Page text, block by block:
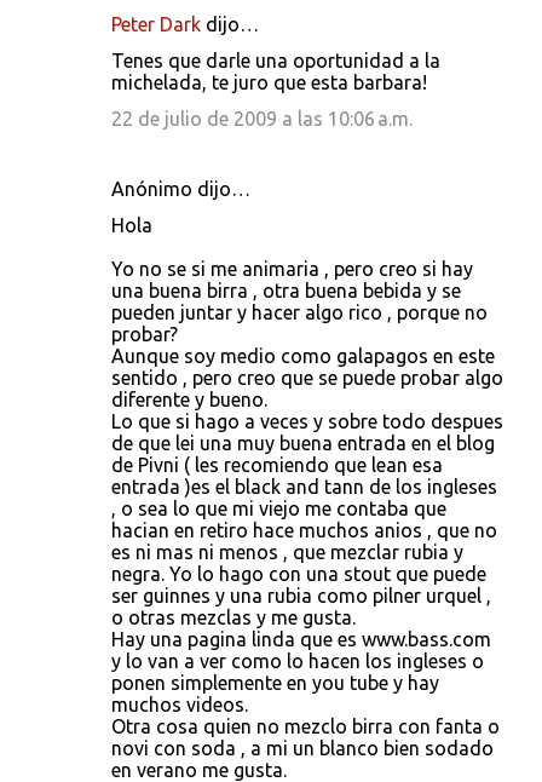
Peter Dark dijo…
Tenes que darle una oportunidad a la
michelada, te juro que esta barbara!
22 de julio de 2009 a las 10:06 a.m.
Anónimo dijo…
Hola
Yo no se si me animaria , pero creo si hay
una buena birra , otra buena bebida y se
pueden juntar y hacer algo rico , porque no
probar?
Aunque soy medio como galapagos en este
sentido , pero creo que se puede probar algo
diferente y bueno.
Lo que si hago a veces y sobre todo despues
de que lei una muy buena entrada en el blog
de Pivni ( les recomiendo que lean esa
entrada )es el black and tann de los ingleses
, o sea lo que mi viejo me contaba que
hacian en retiro hace muchos anios , que no
es ni mas ni menos , que mezclar rubia y
negra. Yo lo hago con una stout que puede
ser guinnes y una rubia como pilner urquel ,
o otras mezclas y me gusta.
Hay una pagina linda que es www.bass.com
y lo van a ver como lo hacen los ingleses o
ponen simplemente en you tube y hay
muchos videos.
Otra cosa quien no mezclo birra con fanta o
novi con soda , a mi un blanco bien sodado
en verano me gusta.